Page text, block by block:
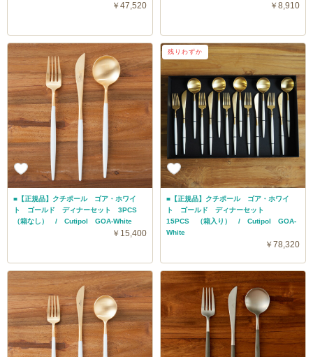
￥47,520 ￥8,910
■【正規品】クチポール ゴア・ホワイ
ト ゴールド ディナーセット 3PCS
（箱なし） / Cutipol GOA-White
￥15,400
■【正規品】クチポール ゴア・ホワイ
ト ゴールド ディナーセット
15PCS （箱入り） / Cutipol GOA-
White
￥78,320
送料無料
残りわずか